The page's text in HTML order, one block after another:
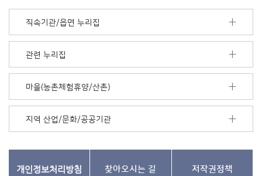
더
기
직속기관/읍면 누리집
관련 누리집
마을(농촌체험휴양/산촌)
지역 산업/문화/공공기관
개인정보처리방침 찾아오시는 길 저작권정책